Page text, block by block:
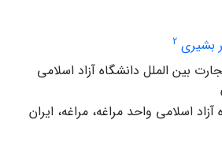
بشیری 2
بین الملل دانشگاه آزاد اسلامی
اسلامی واحد مراغه، مراغه، ایران